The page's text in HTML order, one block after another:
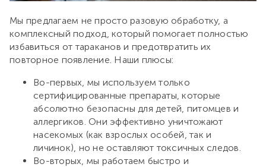
Мы предлагаем не просто разовую обработку, а
комплексный подход, который помогает полностью
избавиться от тараканов и предотвратить их
повторное появление. Наши плюсы:
Во-первых, мы используем только
сертифицированные препараты, которые
абсолютно безопасны для детей, питомцев и
аллергиков. Они эффективно уничтожают
насекомых (как взрослых особей, так и
личинок), но не оставляют токсичных следов.
Во-вторых, мы работаем быстро и